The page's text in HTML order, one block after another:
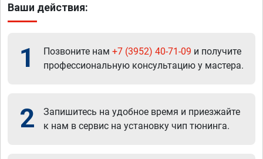
Ваши действия:
1 Позвоните нам +7 (3952) 40-71-09 и получите
профессиональную консультацию у мастера.
2
Запишитесь на удобное время и приезжайте
к нам в сервис на установку чип тюнинга.